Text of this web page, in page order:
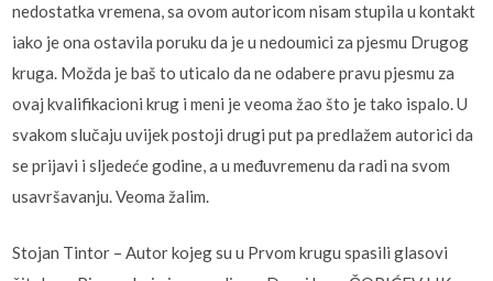
nedostatka vremena, sa ovom autoricom nisam stupila u kontakt
iako je ona ostavila poruku da je u nedoumici za pjesmu Drugog
kruga. Možda je baš to uticalo da ne odabere pravu pjesmu za
ovaj kvalifikacioni krug i meni je veoma žao što je tako ispalo. U
svakom slučaju uvijek postoji drugi put pa predlažem autorici da
se prijavi i sljedeće godine, a u međuvremenu da radi na svom
usavršavanju. Veoma žalim.
Stojan Tintor – Autor kojeg su u Prvom krugu spasili glasovi